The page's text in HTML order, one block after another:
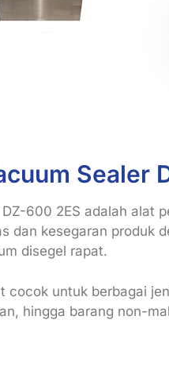
Sealer
600 2ES adalah alat
dan kesegaran produk
disegel rapat.
cocok untuk berbagai
hingga barang non-